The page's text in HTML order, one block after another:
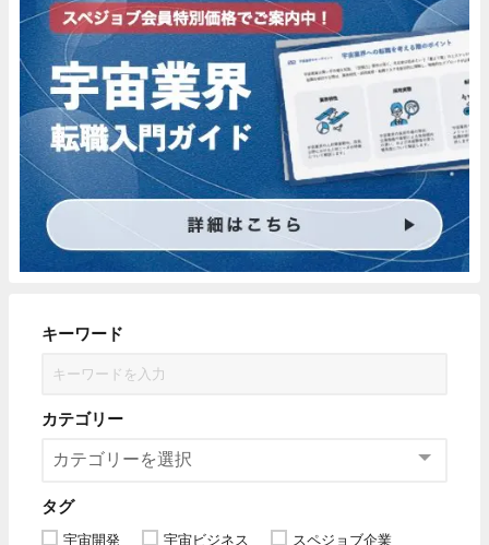
キーワード
カテゴリー
タグ
宇宙開発 宇宙ビジネス
スペジョブ企業